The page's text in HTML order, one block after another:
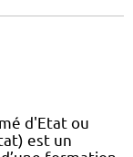
d'Etat ou
est un